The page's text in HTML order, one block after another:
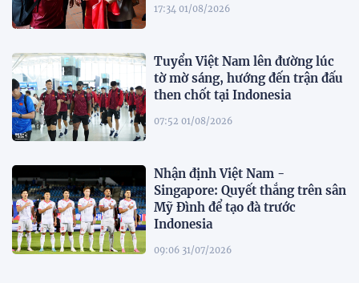
17:34 01/08/2026
Tuyển Việt Nam lên đường lúc
tờ mờ sáng, hướng đến trận đấu
then chốt tại Indonesia
07:52 01/08/2026
Nhận định Việt Nam -
Singapore: Quyết thắng trên sân
Mỹ Đình để tạo đà trước
Indonesia
09:06 31/07/2026